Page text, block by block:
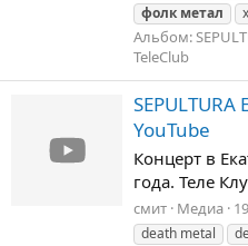
фолк метал
Альбом:
TeleClub
SEPULTURA
YouTube
Концерт в
года. Теле
смит Медиа
death metal